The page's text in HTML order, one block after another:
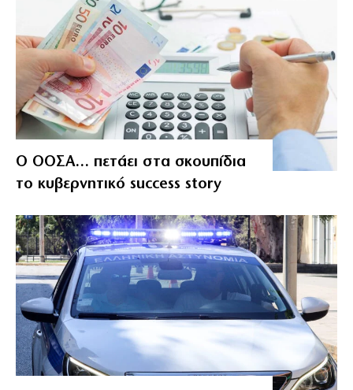
Ο ΟΟΣΑ… πετάει στα σκουπίδια
το κυβερνητικό success story